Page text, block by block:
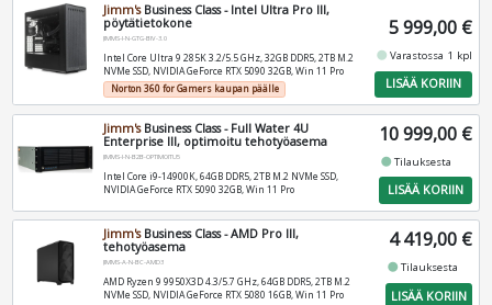
Jimm'sBusiness Class - Intel Ultra Pro III,
pöytätietokone
JIMMS-I-N-GTG-BIV-3.0
Intel Core Ultra 9 285K 3.2/5.5 GHz, 32GB DDR5, 2TB M.2
NVMe SSD, NVIDIA GeForce RTX 5090 32GB, Win 11 Pro
Norton 360 for Gamers kaupan päälle
5 999,00 €
fiber_manual_record Varastossa 1 kpl
LISÄÄ KORIIN
Jimm'sBusiness Class - Full Water 4U
Enterprise III, optimoitu tehotyöasema
JIMMS-I-N-B2B-OPTIMOITU5
Intel Core i9-14900K, 64GB DDR5, 2TB M.2 NVMe SSD,
NVIDIA GeForce RTX 5090 32GB, Win 11 Pro
10 999,00 €
fiber_manual_recordTilauksesta
LISÄÄ KORIIN
Jimm'sBusiness Class - AMD Pro III,
tehotyöasema
JIMMS-A-N-BC-AMD3
AMD Ryzen 9 9950X3D 4.3/5.7 GHz, 64GB DDR5, 2TB M.2
NVMe SSD, NVIDIA GeForce RTX 5080 16GB, Win 11 Pro
4 419,00 €
fiber_manual_recordTilauksesta
LISÄÄ KORIIN